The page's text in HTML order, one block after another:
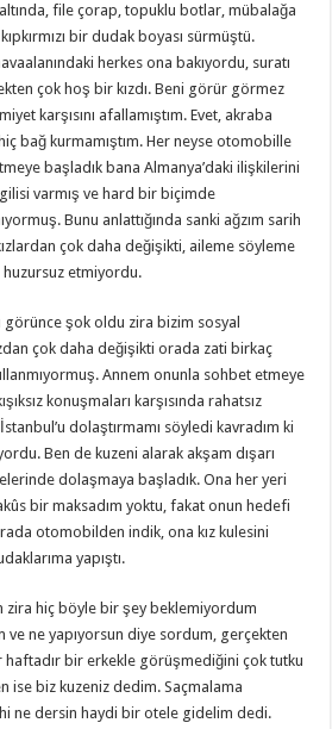
file çorap, topuklu botlar, mübalağa
bir dudak boyası sürmüştü.
herkes ona bakıyordu, suratı
çok hoş bir kızdı. Beni görür görmez
karşısını afallamıştım. Evet, akraba
bağ kurmamıştım. Her neyse otomobille
başladık bana Almanya’daki ilişkilerini
varmış ve hard bir biçimde
Bunu anlattığında sanki ağzım sarih
çok daha değişikti, aileme söyleme
huzursuz etmiyordu.
görünce şok oldu zira bizim sosyal
çok daha değişikti orada zati birkaç
Annem onunla sohbet etmeye
konuşmaları karşısında rahatsız
dolaştırmamı söyledi kavradım ki
Ben de kuzeni alarak akşam dışarı
dolaşmaya başladık. Ona her yeri
bir maksadım yoktu, fakat onun hedefi
otomobilden indik, ona kız kulesini
yapıştı.
zira hiç böyle bir şey beklemiyordum
ne yapıyorsun diye sordum, gerçekten
haftadır bir erkekle görüşmediğini çok tutku
ise biz kuzeniz dedim. Saçmalama
ne dersin haydi bir otele gidelim dedi.